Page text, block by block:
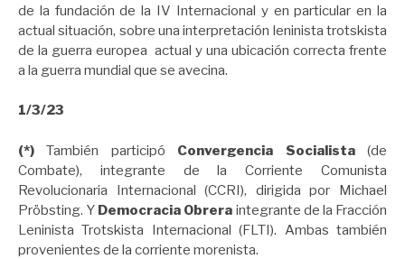
de la fundación de la IV Internacional y en particular en la
actual situación, sobre una interpretación leninista trotskista
de la guerra europea actual y una ubicación correcta frente
a la guerra mundial que se avecina.
1/3/23
(*)También participó Convergencia Socialista(de
Combate), integrante de la Corriente Comunista
Revolucionaria Internacional (CCRI), dirigida por Michael
Pröbsting. Y Democracia Obrera integrante de la Fracción
Leninista Trotskista Internacional (FLTI). Ambas también
provenientes de la corriente morenista.